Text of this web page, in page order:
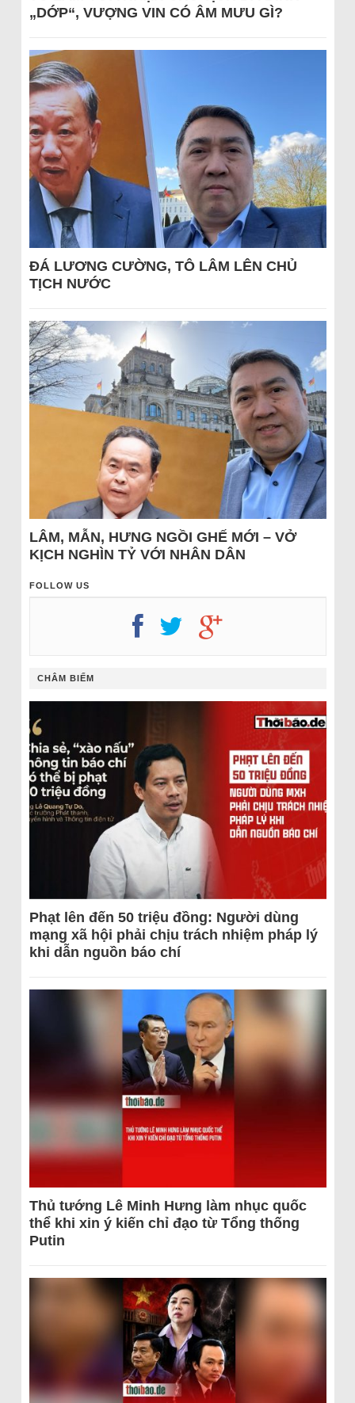
„DỚP“, VƯỢNG VIN CÓ ÂM MƯU GÌ?
ĐÁ LƯƠNG CƯỜNG, TÔ LÂM LÊN CHỦ
TỊCH NƯỚC
LÂM, MẪN, HƯNG NGỒI GHẾ MỚI – VỞ
KỊCH NGHÌN TỶ VỚI NHÂN DÂN
FOLLOW US
CHÂM BIẾM
Phạt lên đến 50 triệu đồng: Người dùng
mạng xã hội phải chịu trách nhiệm pháp lý
khi dẫn nguồn báo chí
Thủ tướng Lê Minh Hưng làm nhục quốc
thể khi xin ý kiến chỉ đạo từ Tổng thống
Putin